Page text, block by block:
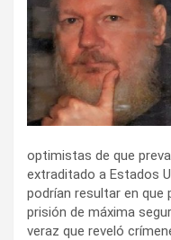
optimistas de que
extraditado a Estados
podrían resultar en que
prisión de máxima
veraz que reveló